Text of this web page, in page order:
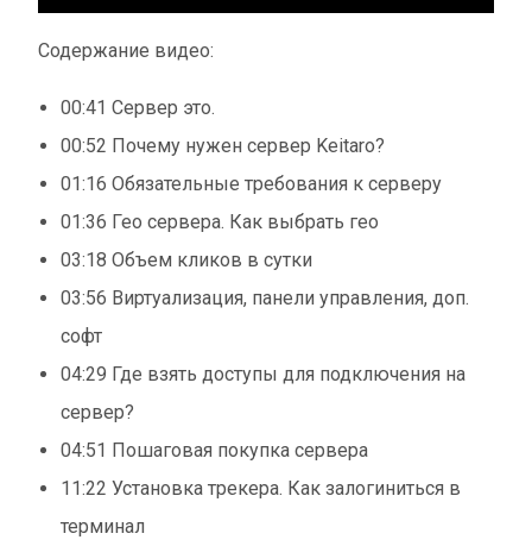
Содержание видео:
00:41 Сервер это.
00:52 Почему нужен сервер Keitaro?
01:16 Обязательные требования к серверу
01:36 Гео сервера. Как выбрать гео
03:18 Объем кликов в сутки
03:56 Виртуализация, панели управления, доп.
софт
04:29 Где взять доступы для подключения на
сервер?
04:51 Пошаговая покупка сервера
11:22 Установка трекера. Как залогиниться в
терминал